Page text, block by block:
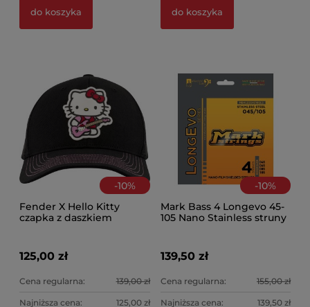
do koszyka do koszyka
-10%
Fender X Hello Kitty
czapka z daszkiem
125,00 zł
Cena regularna: 139,00 zł
Najniższa cena: 125,00 zł
-10%
Mark Bass 4 Longevo 45-
105 Nano Stainless struny
139,50 zł
Cena regularna: 155,00 zł
Najniższa cena: 139,50 zł